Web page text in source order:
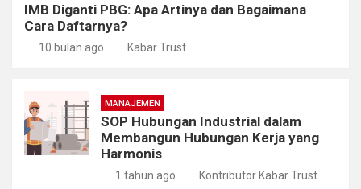
IMB Diganti PBG: Apa Artinya dan Bagaimana
Cara Daftarnya?
10 bulan ago Kabar Trust
MANAJEMEN
SOP Hubungan Industrial dalam
Membangun Hubungan Kerja yang
Harmonis
1 tahun ago Kontributor Kabar Trust